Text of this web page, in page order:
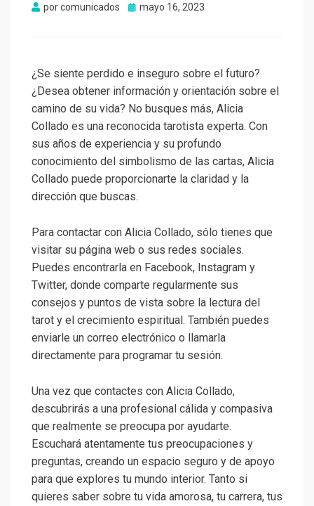
porcomunicados
Publicado
mayo 16, 2023
¿Se siente perdido e inseguro sobre el futuro?
¿Desea obtener información y orientación sobre el
camino de su vida? No busques más, Alicia
Collado es una reconocida tarotista experta. Con
sus años de experiencia y su profundo
conocimiento del simbolismo de las cartas, Alicia
Collado puede proporcionarte la claridad y la
dirección que buscas.
Para contactar con Alicia Collado, sólo tienes que
visitar su página web o sus redes sociales.
Puedes encontrarla en Facebook, Instagram y
Twitter, donde comparte regularmente sus
consejos y puntos de vista sobre la lectura del
tarot y el crecimiento espiritual. También puedes
enviarle un correo electrónico o llamarla
directamente para programar tu sesión.
Una vez que contactes con Alicia Collado,
descubrirás a una profesional cálida y compasiva
que realmente se preocupa por ayudarte.
Escuchará atentamente tus preocupaciones y
preguntas, creando un espacio seguro y de apoyo
para que explores tu mundo interior. Tanto si
quieres saber sobre tu vida amorosa, tu carrera, tus